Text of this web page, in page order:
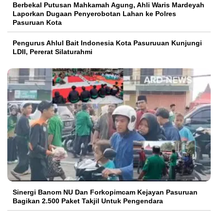
Berbekal Putusan Mahkamah Agung, Ahli Waris Mardeyah
Laporkan Dugaan Penyerobotan Lahan ke Polres
Pasuruan Kota
Pengurus Ahlul Bait Indonesia Kota Pasuruuan Kunjungi
LDII, Pererat Silaturahmi
Sinergi Banom NU Dan Forkopimcam Kejayan Pasuruan
Bagikan 2.500 Paket Takjil Untuk Pengendara